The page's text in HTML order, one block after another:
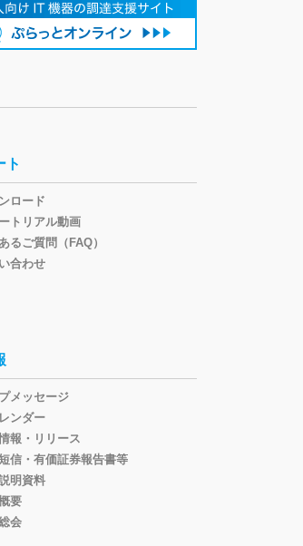
ト
ロード
トリアル動画
るご質問（FAQ）
合わせ
メッセージ
ンダー
報・リリース
信・有価証券報告書等
明資料
要
会